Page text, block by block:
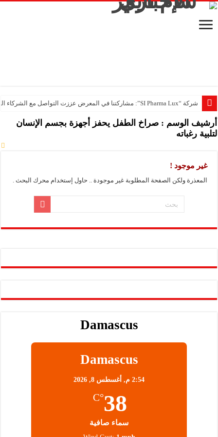
شركة “SI Pharma Lux”: مشاركتنا في المعرض عززت التواصل مع الشركاء المحليين والدوليين
أرشيف الوسم :صراخ الطفل يحفز أجهزة بجسم الإنسان
لتلبية رغباته
غير موجود !
المعذرة ولكن الصفحة المطلوبة غير موجودة .. حاول إستخدام محرك البحث .
Damascus
Damascus
2:54 م, أغسطس 8, 2026
38
°C
سماء صافية